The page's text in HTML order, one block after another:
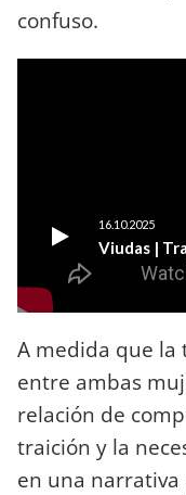
confuso.
A medida que la
entre ambas
relación de
traición y la
en una